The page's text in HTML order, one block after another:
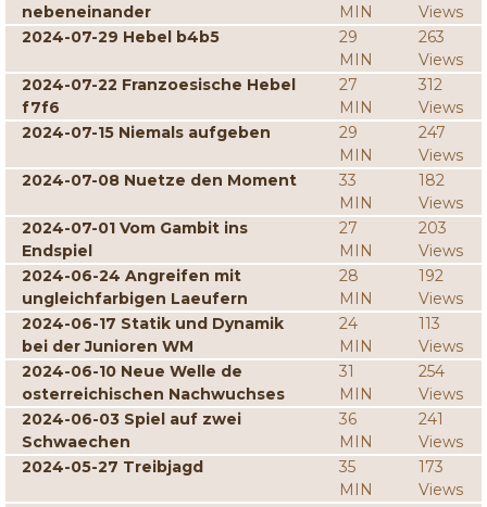
nebeneinander
MIN
Views
2024-07-29 Hebel b4b5
29
MIN
263
Views
2024-07-22 Franzoesische Hebel
f7f6
27
MIN
312
Views
2024-07-15 Niemals aufgeben
29
MIN
247
Views
2024-07-08 Nuetze den Moment
33
MIN
182
Views
2024-07-01 Vom Gambit ins
Endspiel
27
MIN
203
Views
2024-06-24 Angreifen mit
ungleichfarbigen Laeufern
28
MIN
192
Views
2024-06-17 Statik und Dynamik
bei der Junioren WM
24
MIN
113
Views
2024-06-10 Neue Welle de
osterreichischen Nachwuchses
31
MIN
254
Views
2024-06-03 Spiel auf zwei
Schwaechen
36
MIN
241
Views
2024-05-27 Treibjagd
35
MIN
173
Views